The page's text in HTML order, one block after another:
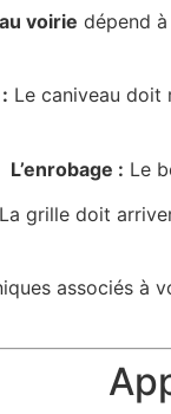
voirie dépend
Le caniveau doit
L’enrobage : Le
La grille doit
associés à